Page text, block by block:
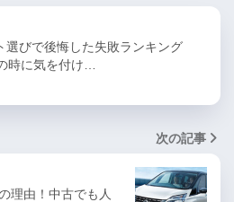
選びで後悔した失敗ランキング
時に気を付け…
次の記事
理由！中古でも人